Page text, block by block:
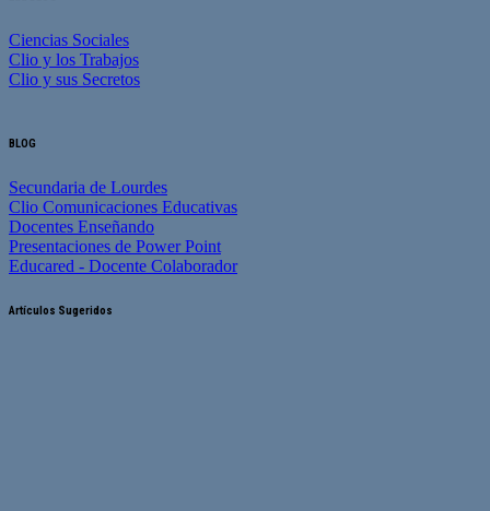
Ciencias Sociales
Clio y los Trabajos
Clio y sus Secretos
BLOG
Secundaria de Lourdes
Clio Comunicaciones Educativas
Docentes Enseñando
Presentaciones de Power Point
Educared - Docente Colaborador
Artículos Sugeridos